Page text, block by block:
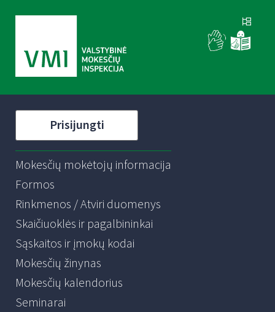
Prisijungti
Mokesčių mokėtojų informacija
Formos
Rinkmenos / Atviri duomenys
Skaičiuoklės ir pagalbininkai
Sąskaitos ir įmokų kodai
Mokesčių žinynas
Mokesčių kalendorius
Seminarai